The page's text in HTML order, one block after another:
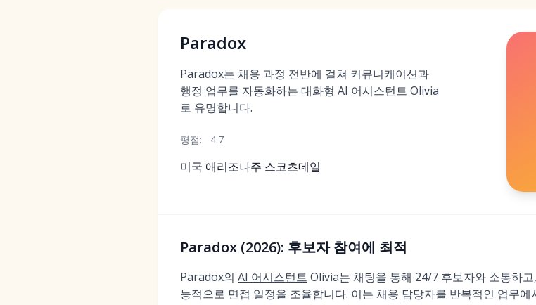
Paradox
Paradox는 채용 과정 전반에 걸쳐 커뮤니케이션과
행정 업무를 자동화하는 대화형 AI 어시스턴트 Olivia
로 유명합니다.
평점: 4.7
미국 애리조나주 스코츠데일
Paradox (2026): 후보자 참여에 최적
Paradox의 AI 어시스턴트 Olivia는 채팅을 통해 24/7 후보자와 소통하
능적으로 면접 일정을 조율합니다. 이는 채용 담당자를 반복적인 업무